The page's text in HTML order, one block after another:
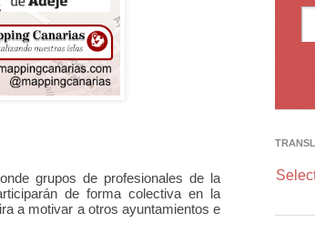
grupos de profesionales de la
de forma colectiva en la
a motivar a otros ayuntamientos e